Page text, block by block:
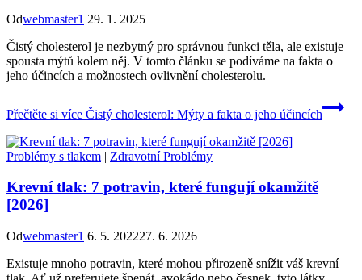
Odwebmaster1 29. 1. 2025
Čistý cholesterol je nezbytný pro správnou funkci těla, ale existuje
spousta mýtů kolem něj. V tomto článku se podíváme na fakta o
jeho účincích a možnostech ovlivnění cholesterolu.
Přečtěte si více Čistý cholesterol: Mýty a fakta o jeho účincích
Problémy s tlakem | Zdravotní Problémy
Krevní tlak: 7 potravin, které fungují okamžitě
[2026]
Odwebmaster1 6. 5. 202227. 6. 2026
Existuje mnoho potravin, které mohou přirozeně snížit váš krevní